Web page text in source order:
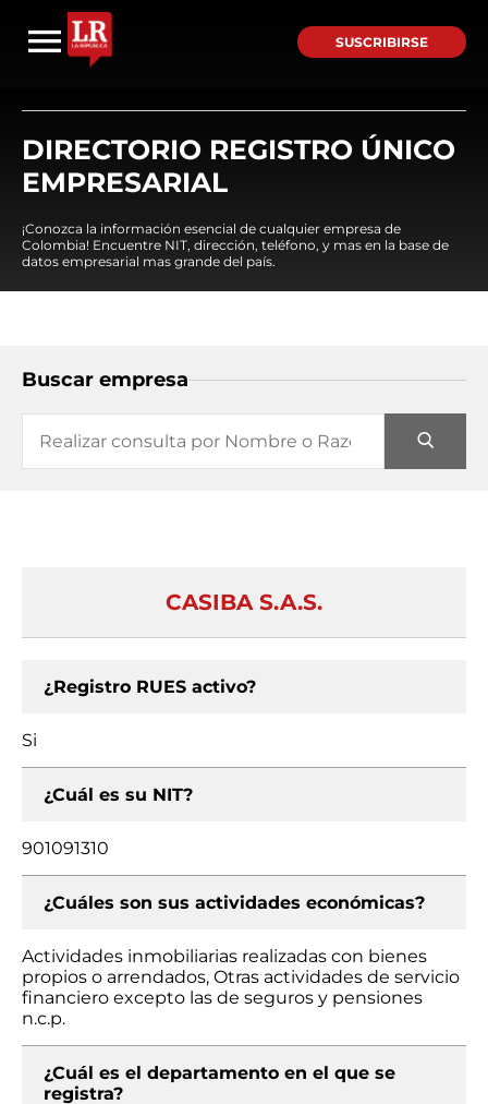
SUSCRIBIRSE
DIRECTORIO REGISTRO ÚNICO
EMPRESARIAL
¡Conozca la información esencial de cualquier empresa de
Colombia! Encuentre NIT, dirección, teléfono, y mas en la base de
datos empresarial mas grande del país.
Buscar empresa
CASIBA S.A.S.
¿Registro RUES activo?
Si
¿Cuál es su NIT?
901091310
¿Cuáles son sus actividades económicas?
Actividades inmobiliarias realizadas con bienes
propios o arrendados, Otras actividades de servicio
financiero excepto las de seguros y pensiones
n.c.p.
¿Cuál es el departamento en el que se
registra?